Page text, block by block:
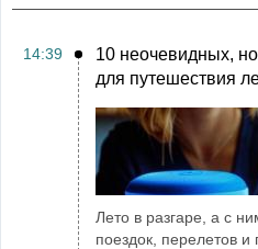
14:39
10 неочевидных,
для путешествия
Лето в разгаре, а с
поездок, перелетов и